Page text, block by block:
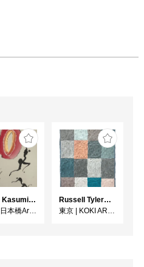
Koike Kasumi Web個展 ラ・ダンス
日本橋Art.jp
Russell Tyler From the Shore（海辺から）
東京
KOKI ARTS